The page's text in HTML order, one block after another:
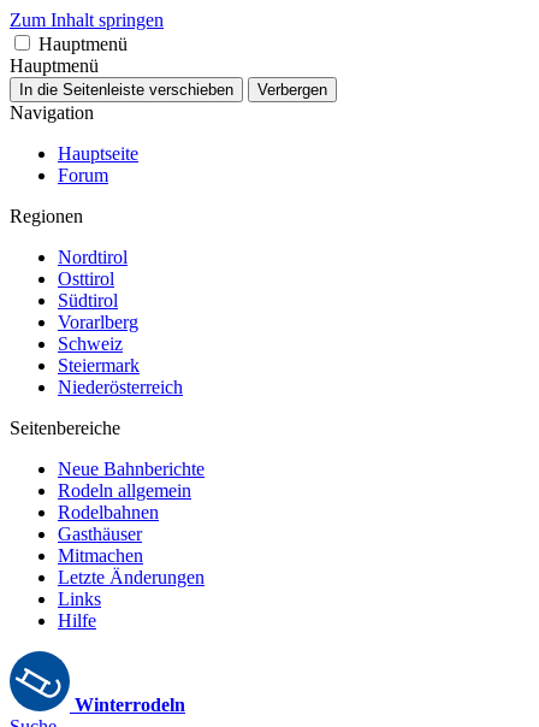
Zum Inhalt springen
Hauptmenü
Hauptmenü
In die Seitenleiste verschieben Verbergen
Navigation
Hauptseite
Forum
Regionen
Nordtirol
Osttirol
Südtirol
Vorarlberg
Schweiz
Steiermark
Niederösterreich
Seitenbereiche
Neue Bahnberichte
Rodeln allgemein
Rodelbahnen
Gasthäuser
Mitmachen
Letzte Änderungen
Links
Hilfe
Winterrodeln